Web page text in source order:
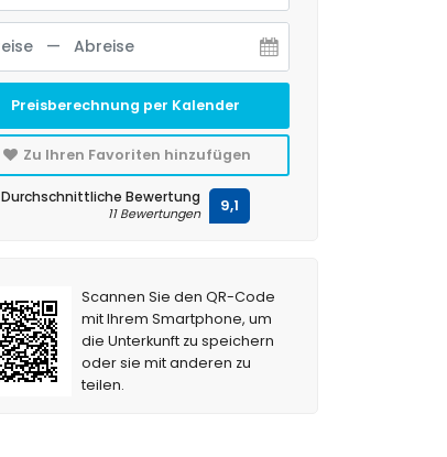
Preisberechnung per Kalender
Zu Ihren Favoriten hinzufügen
Durchschnittliche Bewertung
11 Bewertungen 9,1
Scannen Sie den QR-Code
mit Ihrem Smartphone, um
die Unterkunft zu speichern
oder sie mit anderen zu
teilen.